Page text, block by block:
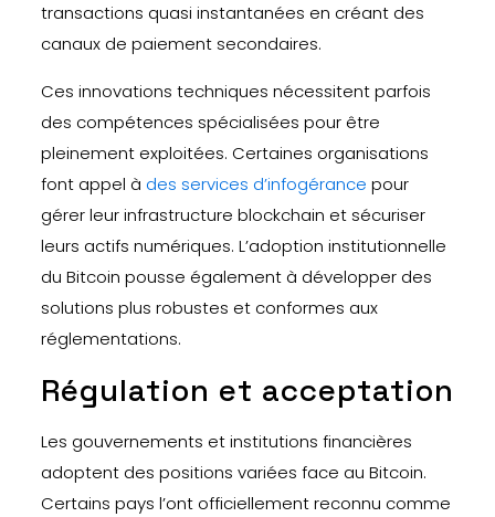
transactions quasi instantanées en créant des
canaux de paiement secondaires.
Ces innovations techniques nécessitent parfois
des compétences spécialisées pour être
pleinement exploitées. Certaines organisations
font appel à des services d’infogérance pour
gérer leur infrastructure blockchain et sécuriser
leurs actifs numériques. L’adoption institutionnelle
du Bitcoin pousse également à développer des
solutions plus robustes et conformes aux
réglementations.
Régulation et acceptation
Les gouvernements et institutions financières
adoptent des positions variées face au Bitcoin.
Certains pays l’ont officiellement reconnu comme